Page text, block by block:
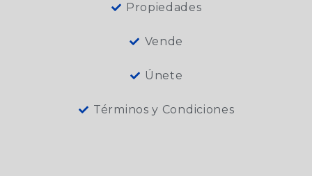
Propiedades
Vende
Únete
Términos y Condiciones